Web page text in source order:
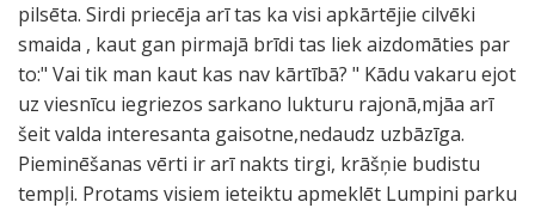
pilsēta. Sirdi priecēja arī tas ka visi apkārtējie cilvēki
smaida , kaut gan pirmajā brīdi tas liek aizdomāties par
to:" Vai tik man kaut kas nav kārtībā? " Kādu vakaru ejot
uz viesnīcu iegriezos sarkano lukturu rajonā,mjāa arī
šeit valda interesanta gaisotne,nedaudz uzbāzīga.
Pieminēšanas vērti ir arī nakts tirgi, krāšņie budistu
tempļi. Protams visiem ieteiktu apmeklēt Lumpini parku